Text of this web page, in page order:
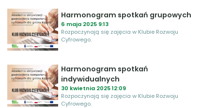
Harmonogram spotkań grupowych
6 maja 2025 9:13
Rozpoczynają się zajęcia w Klubie Rozwoju
Cyfrowego.
Harmonogram spotkań
indywidualnych
30 kwietnia 2025 12:09
Rozpoczynają się zajęcia w Klubie Rozwoju
Cyfrowego.